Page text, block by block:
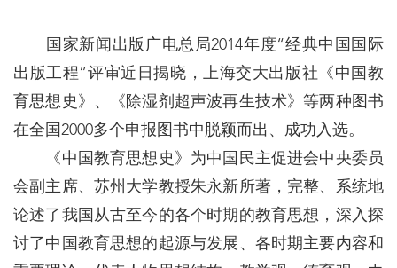
国家新闻出版广电总局2014年度“经典中国国际
出版工程”评审近日揭晓，上海交大出版社《中国教
育思想史》、《除湿剂超声波再生技术》等两种图书
在全国2000多个申报图书中脱颖而出、成功入选。
《中国教育思想史》为中国民主促进会中央委员
会副主席、苏州大学教授朱永新所著，完整、系统地
论述了我国从古至今的各个时期的教育思想，深入探
讨了中国教育思想的起源与发展、各时期主要内容和